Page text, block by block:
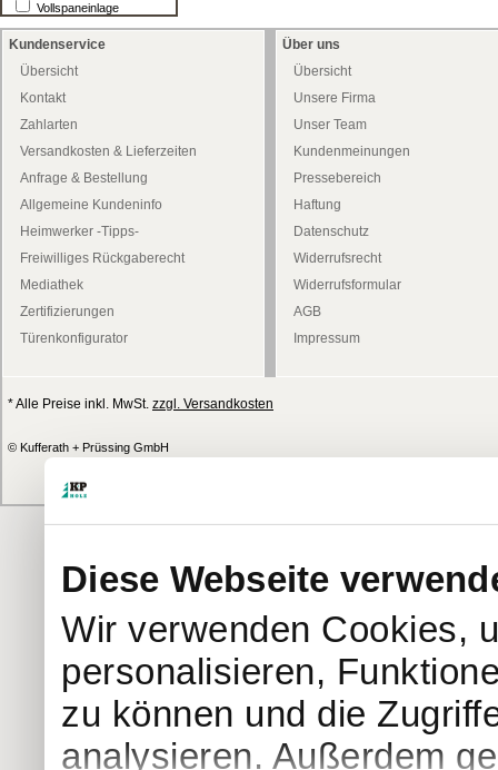
Diese Webseite
Wir verwenden Cookies,
personalisieren,
zu können und die
analysieren. Außerdem
Vollspaneinlage
Kundenservice
Übersicht
Kontakt
Zahlarten
Versandkosten & Lieferzeiten
Anfrage & Bestellung
Allgemeine Kundeninfo
Heimwerker -Tipps-
Freiwilliges Rückgaberecht
Mediathek
Zertifizierungen
Türenkonfigurator
Über uns
Übersicht
Unsere Firma
Unser Team
Kundenmeinungen
Pressebereich
Haftung
Datenschutz
Widerrufsrecht
Widerrufsformular
AGB
Impressum
* Alle Preise inkl. MwSt. zzgl. Versandkosten
© Kufferath + Prüssing GmbH